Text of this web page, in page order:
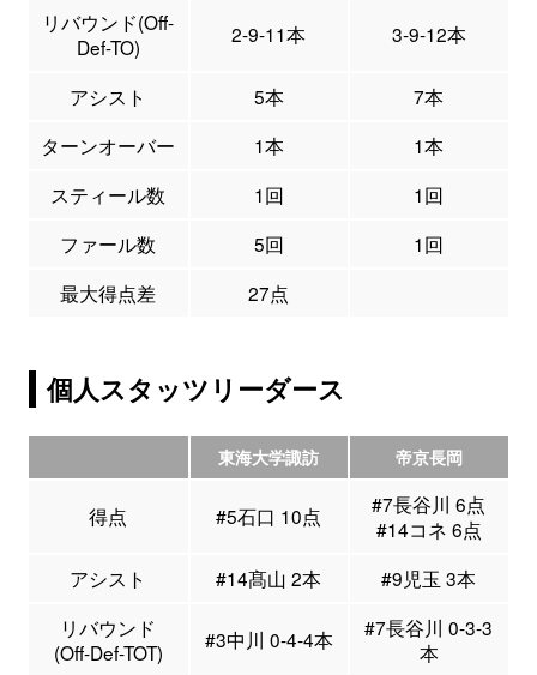
リバウンド(Off-
Def-TO)
2-9-11本 3-9-12本
アシスト 5本
7本
ターンオーバー
1本
1本
スティール数
1回
1回
ファール数
5回
1回
最大得点差
27点
個人スタッツリーダース
東海大学諏訪 帝京長岡
得点 #5石口 10点
#7長谷川 6点
#14コネ 6点
アシスト
#14髙山 2本
#9児玉 3本
リバウンド
(Off-Def-TOT)
#3中川 0-4-4本
#7長谷川 0-3-3
本